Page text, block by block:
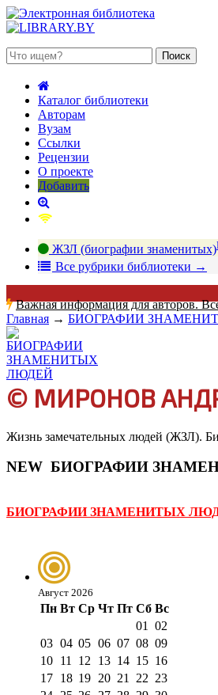
Каталог библиотеки
Авторам
Вузам
Ссылки
Рецензии
О проекте
Добавить
ЖЗЛ (биографии знаменитых)
Все рубрики библиотеки →
Важная информация для авторов.
Главная → БИОГРАФИИ
© МИРОНОВ
Жизнь замечательных людей (ЖЗЛ).
NEW БИОГРАФИИ ЗНАМЕНИТЫХ
БИОГРАФИИ ЗНАМЕНИТЫХ
Август 2026
Пн Вт Ср Чт Пт Сб Вс
01
02
03 04 05 06 07 08 09
10 11 12 13 14 15 16
17 18 19 20 21 22 23